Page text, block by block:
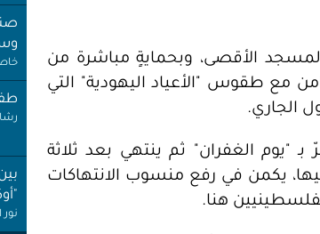
الأقصى، وبحمايةٍ مباشرة من
مع طقوس "الأعياد اليهودية" التي
الجاري.
"يوم الغفران" ثم ينتهي بعد ثلاثة
يكمن في رفع منسوب الانتهاكات
هنا.